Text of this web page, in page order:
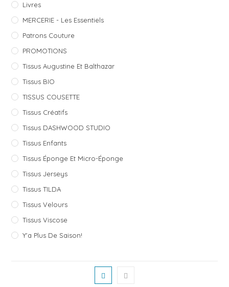
Livres
MERCERIE - Les Essentiels
Patrons Couture
PROMOTIONS
Tissus Augustine Et Balthazar
Tissus BIO
TISSUS COUSETTE
Tissus Créatifs
Tissus DASHWOOD STUDIO
Tissus Enfants
Tissus Éponge Et Micro-Éponge
Tissus Jerseys
Tissus TILDA
Tissus Velours
Tissus Viscose
Y'a Plus De Saison!